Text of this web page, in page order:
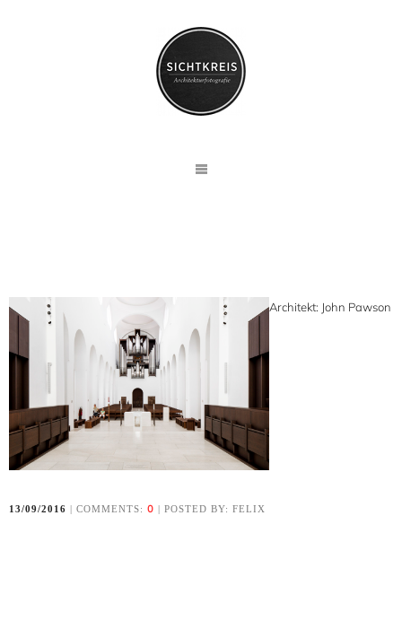
13/09/2016 | COMMENTS: 0 | POSTED BY: FELIX
Architekt: John Pawson